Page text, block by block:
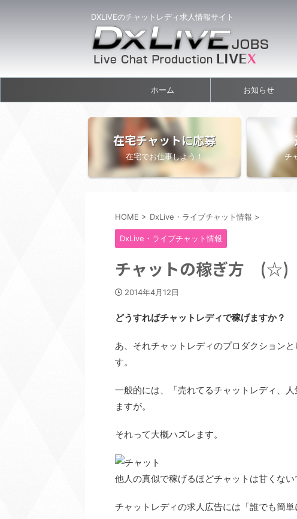
DXLIVEのチャットレディ求人情報サイト
ホーム お知らせ
在宅チャットに応募
在宅でお仕事しよう！ チ
HOME > DxLive・ライブチャット情報 >
DxLive・ライブチャット情報
チャットの稼ぎ方 (☆)
2014年4月12日
どうすればチャットレディで稼げますか？
あ、それチャットレディのプロダクション
す。
一般的には、「売れてるチャットレディ、
ますが。
それって大概ハズレます。
他人の真似で稼げるほどチャットは甘くない
チャットレディの求人広告には「誰でも簡単